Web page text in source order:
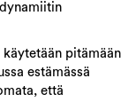
pitämään
estämässä
että